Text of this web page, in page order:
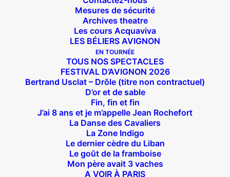
Mesures de sécurité
Archives theatre
Les cours Acquaviva
LES BÉLIERS AVIGNON
EN TOURNÉE
TOUS NOS SPECTACLES
FESTIVAL D’AVIGNON 2026
Bertrand Usclat – Drôle (titre non contractuel)
D’or et de sable
Fin, fin et fin
J’ai 8 ans et je m’appelle Jean Rochefort
La Danse des Cavaliers
La Zone Indigo
Le dernier cèdre du Liban
Le goût de la framboise
Mon père avait 3 vaches
A VOIR À PARIS
Suivez nous !